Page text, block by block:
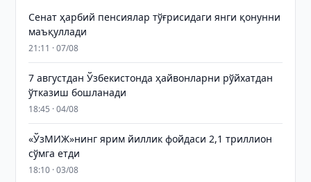
Сенат ҳарбий пенсиялар тўғрисидаги янги қонунни
маъқуллади
21:11 · 07/08
7 августдан Ўзбекистонда ҳайвонларни рўйхатдан
ўтказиш бошланади
18:45 · 04/08
«ЎзМИЖ»нинг ярим йиллик фойдаси 2,1 триллион
сўмга етди
18:10 · 03/08